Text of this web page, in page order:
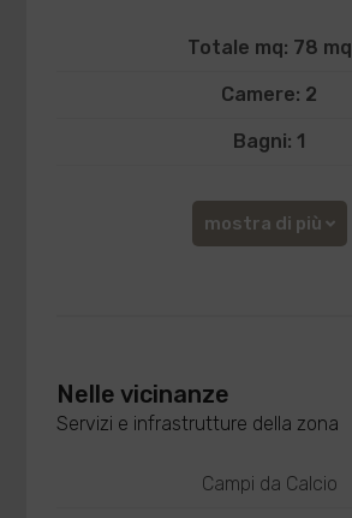
Totale mq: 78 mq
Camere: 2
Bagni: 1
mostra di più
Nelle vicinanze
Servizi e infrastrutture della zona
Campi da Calcio